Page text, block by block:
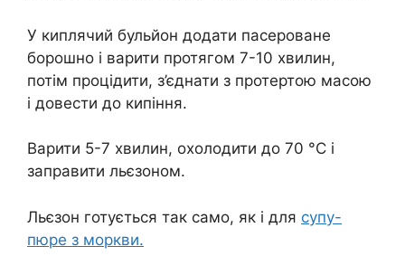
У киплячий бульйон додати пасероване
борошно і варити протягом 7-10 хвилин,
потім процідити, з’єднати з протертою масою
і довести до кипіння.
Варити 5-7 хвилин, охолодити до 70 °C і
заправити льєзоном.
Льєзон готується так само, як і для супу-
пюре з моркви.